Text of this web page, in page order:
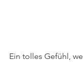
Ein tolles Gefühl,